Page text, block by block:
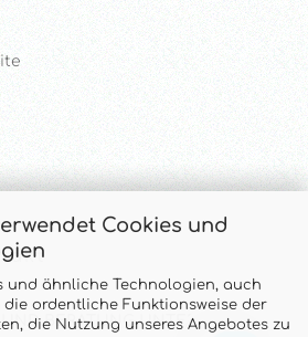
Cookies und
und ähnliche Technologien, auch
ordentliche Funktionsweise der
die Nutzung unseres Angebotes zu
BERATUNG UNTER